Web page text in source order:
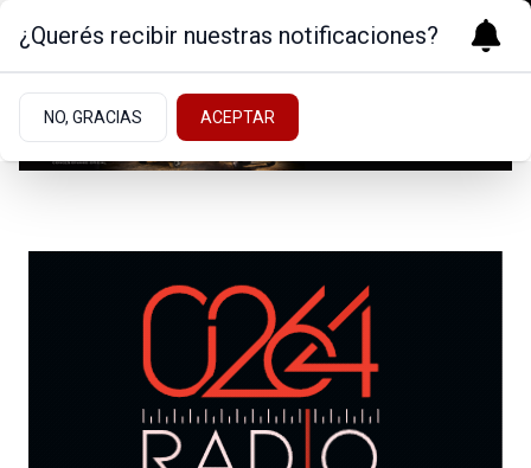
¿Querés recibir nuestras notificaciones?
NO, GRACIAS ACEPTAR